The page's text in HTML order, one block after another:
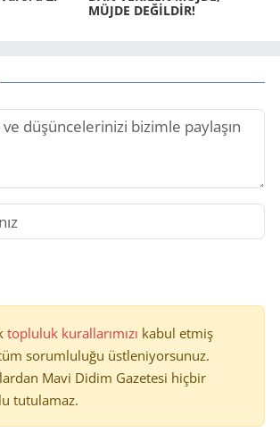
MÜJDE DEĞİLDİR!
topluluk kurallarımızı kabul etmiş
sorumluluğu üstleniyorsunuz.
Mavi Didim Gazetesi hiçbir
tutulamaz.